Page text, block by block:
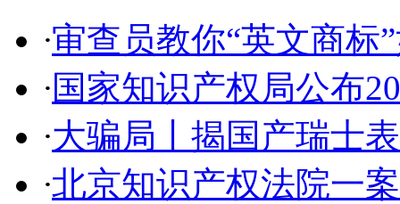
·审查员教你“英文商标
·国家知识产权局公布
·大骗局丨揭国产瑞士
·北京知识产权法院一